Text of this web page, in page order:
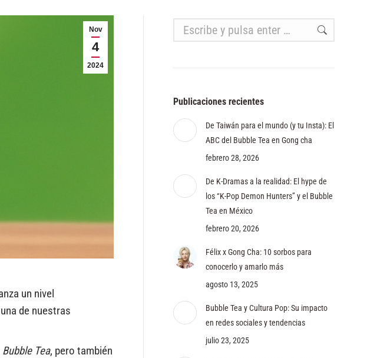
Nov
4
2024
un nivel
de nuestras
Bubble Tea, pero también
Buscar:
Publicaciones recientes
De Taiwán para el mundo (y tu Insta): El
ABC del Bubble Tea en Gong cha
febrero 28, 2026
De K-Dramas a la realidad: El hype de
los “K-Pop Demon Hunters” y el Bubble
Tea en México
febrero 20, 2026
Félix x Gong Cha: 10 sorbos para
conocerlo y amarlo más
agosto 13, 2025
Bubble Tea y Cultura Pop: Su impacto
en redes sociales y tendencias
julio 23, 2025